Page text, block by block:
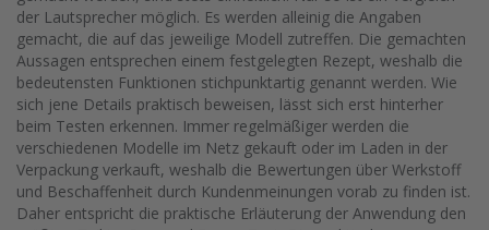
der Lautsprecher möglich. Es werden alleinig die Angaben
gemacht, die auf das jeweilige Modell zutreffen. Die gemachten
Aussagen entsprechen einem festgelegten Rezept, weshalb die
bedeutensten Funktionen stichpunktartig genannt werden. Wie
sich jene Details praktisch beweisen, lässt sich erst hinterher
beim Testen erkennen. Immer regelmäßiger werden die
verschiedenen Modelle im Netz gekauft oder im Laden in der
Verpackung verkauft, weshalb die Bewertungen über Werkstoff
und Beschaffenheit durch Kundenmeinungen vorab zu finden ist.
Daher entspricht die praktische Erläuterung der Anwendung den